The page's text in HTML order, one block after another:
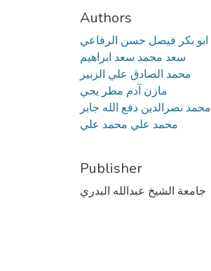
Authors
ابو بكر فيصل حسن الرفاعي
سعد محمد سعد ابراهيم
محمد الصادق علي الزبير
مازن آدم مطر يحي
محمد نصرالدين دفع الله جابر
محمد علي محمد علي
Publisher
جامعة الشيخ عبدالله البدري